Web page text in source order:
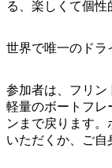
ア
ク
テ
ィ
ビ
テ
ィ
る、楽しくて個性
世界で唯一のドラ
参加者は、フリン
軽量のボートフレ
ンまで戻ります
いただくか、ご自